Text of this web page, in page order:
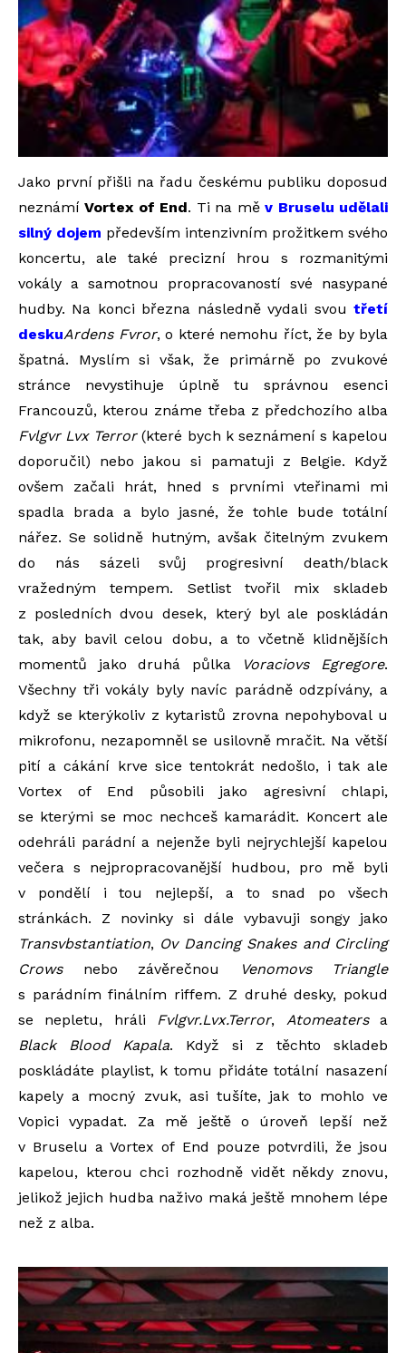
Jako první přišli na řadu českému publiku doposud
neznámíVortex of End. Ti na měv Bruselu udělali
silný dojem především intenzivním prožitkem svého
koncertu, ale také precizní hrou s rozmanitými
vokály a samotnou propracovaností své nasypané
hudby. Na konci března následně vydali svou třetí
deskuArdens Fvror, o které nemohu říct, že by byla
špatná. Myslím si však, že primárně po zvukové
stránce nevystihuje úplně tu správnou esenci
Francouzů, kterou známe třeba z předchozího alba
Fvlgvr Lvx Terror(které bych k seznámení s kapelou
doporučil) nebo jakou si pamatuji z Belgie. Když
ovšem začali hrát, hned s prvními vteřinami mi
spadla brada a bylo jasné, že tohle bude totální
nářez. Se solidně hutným, avšak čitelným zvukem
do nás sázeli svůj progresivní death/black
vražedným tempem. Setlist tvořil mix skladeb
z posledních dvou desek, který byl ale poskládán
tak, aby bavil celou dobu, a to včetně klidnějších
momentů jako druhá půlka
Voraciovs Egregore.
Všechny tři vokály byly navíc parádně odzpívány, a
když se kterýkoliv z kytaristů zrovna nepohyboval u
mikrofonu, nezapomněl se usilovně mračit. Na větší
pití a cákání krve sice tentokrát nedošlo, i tak ale
Vortex of End působili jako agresivní chlapi,
se kterými se moc nechceš kamarádit. Koncert ale
odehráli parádní a nejenže byli nejrychlejší kapelou
večera s nejpropracovanější hudbou, pro mě byli
v pondělí i tou nejlepší, a to snad po všech
stránkách. Z novinky si dále vybavuji songy jako
Transvbstantiation, Ov Dancing Snakes and Circling
Crowsnebo závěrečnou
Venomovs Triangle
s parádním finálním riffem. Z druhé desky, pokud
se nepletu, hráli Fvlgvr.Lvx.Terror, Atomeatersa
Black Blood Kapala. Když si z těchto skladeb
poskládáte playlist, k tomu přidáte totální nasazení
kapely a mocný zvuk, asi tušíte, jak to mohlo ve
Vopici vypadat. Za mě ještě o úroveň lepší než
v Bruselu a Vortex of End pouze potvrdili, že jsou
kapelou, kterou chci rozhodně vidět někdy znovu,
jelikož jejich hudba naživo maká ještě mnohem lépe
než z alba.